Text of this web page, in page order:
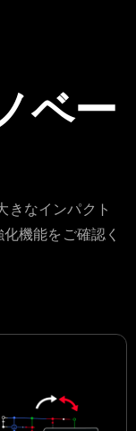
ベー
きなインパクト
機能をご確認く